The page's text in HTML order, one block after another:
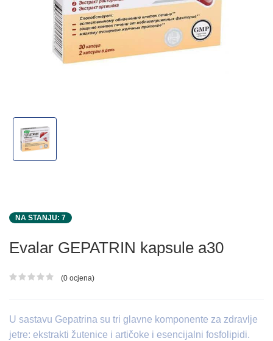
NA STANJU: 7
Evalar GEPATRIN kapsule a30
Ocjena proizvoda
(0 ocjena)
U sastavu Gepatrina su tri glavne komponente za zdravlje
jetre: ekstrakti žutenice i artičoke i esencijalni fosfolipidi.